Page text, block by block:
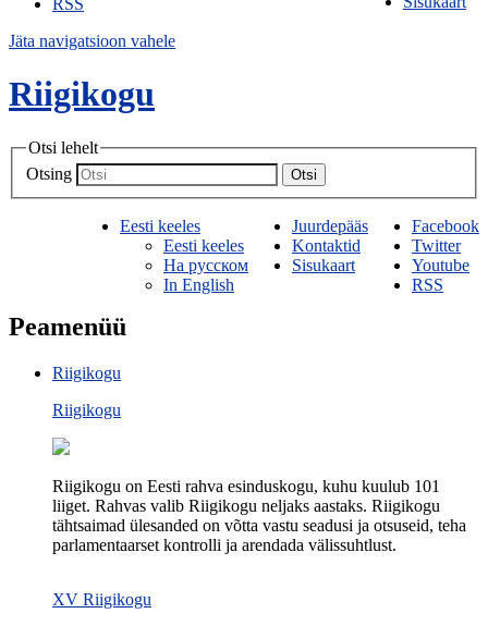
Jäta navigatsioon vahele
Riigikogu
Otsi lehelt
Otsing
Otsi
Facebook
Twitter
Youtube
RSS
Juurdepääs
Kontaktid
Sisukaart
Eesti keeles
Eesti keeles
На русском
In English
Peamenüü
Riigikogu
Riigikogu
Riigikogu on Eesti rahva esinduskogu, kuhu kuulub 101
liiget. Rahvas valib Riigikogu neljaks aastaks. Riigikogu
tähtsaimad ülesanded on võtta vastu seadusi ja otsuseid, teha
parlamentaarset kontrolli ja arendada välissuhtlust.
XV Riigikogu